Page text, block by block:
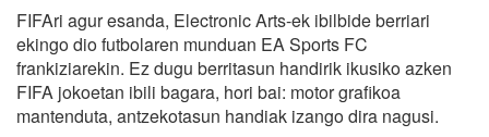
FIFAri agur esanda, Electronic Arts-ek ibilbide berriari
ekingo dio futbolaren munduan EA Sports FC
frankiziarekin. Ez dugu berritasun handirik ikusiko azken
FIFA jokoetan ibili bagara, hori bai: motor grafikoa
mantenduta, antzekotasun handiak izango dira nagusi.